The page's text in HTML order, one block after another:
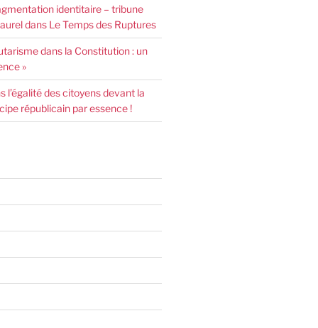
identitaire – tribune
dans Le Temps des Ruptures
dans la Constitution : un
»
l’égalité des citoyens devant la
républicain par essence !